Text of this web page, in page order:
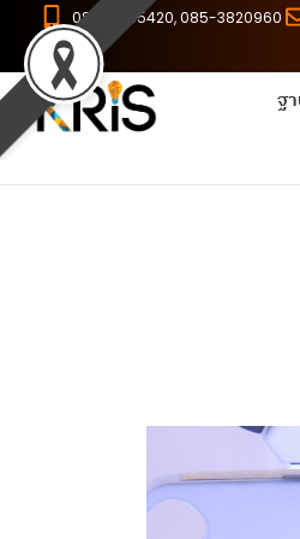
content
086-8255420, 085-3820960
ฐ